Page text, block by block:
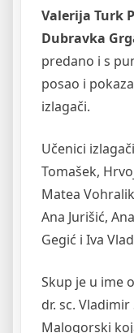
Valerija Turk
Dubravka
predano i s
posao i
izlagači.
Učenici
Tomašek,
Matea
Ana Jurišić,
Gegić i Iva
Skup je u ime
dr. sc.
Malogorski